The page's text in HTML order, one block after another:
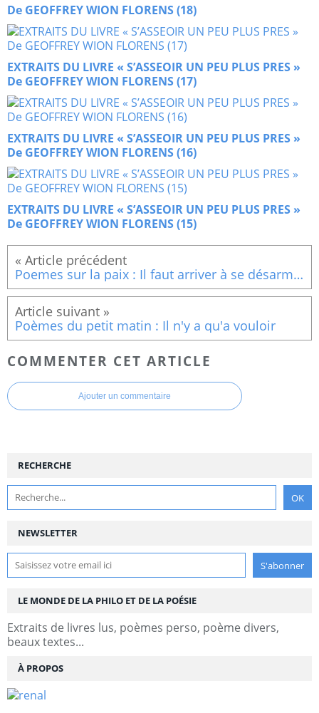
De GEOFFREY WION FLORENS (18)
EXTRAITS DU LIVRE « S’ASSEOIR UN PEU PLUS PRES »
De GEOFFREY WION FLORENS (17)
EXTRAITS DU LIVRE « S’ASSEOIR UN PEU PLUS PRES »
De GEOFFREY WION FLORENS (16)
EXTRAITS DU LIVRE « S’ASSEOIR UN PEU PLUS PRES »
De GEOFFREY WION FLORENS (15)
Poemes sur la paix : Il faut arriver à se désarmer
Poèmes du petit matin : Il n'y a qu'a vouloir
COMMENTER CET ARTICLE
Ajouter un commentaire
NEWSLETTER
RECHERCHE
LE MONDE DE LA PHILO ET DE LA POÉSIE
Extraits de livres lus, poèmes perso, poème divers,
beaux textes...
À PROPOS